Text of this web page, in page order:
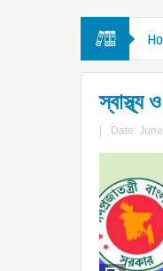
স্বাস্থ্য
Date: